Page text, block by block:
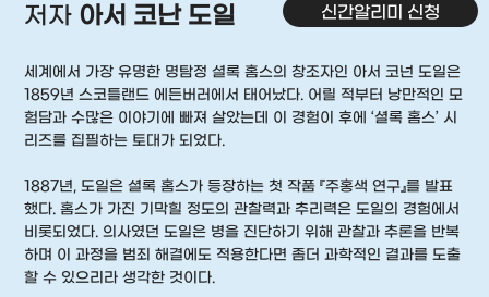
저자 아서 코난 도일 신간알리미 신청
세계에서 가장 유명한 명탐정 셜록 홈스의 창조자인 아서 코넌 도일은
1859년 스코틀랜드 에든버러에서 태어났다. 어릴 적부터 낭만적인 모
험담과 수많은 이야기에 빠져 살았는데 이 경험이 후에 ‘셜록 홈스’ 시
리즈를 집필하는 토대가 되었다.
1887년, 도일은 셜록 홈스가 등장하는 첫 작품 『주홍색 연구』를 발표
했다. 홈스가 가진 기막힐 정도의 관찰력과 추리력은 도일의 경험에서
비롯되었다. 의사였던 도일은 병을 진단하기 위해 관찰과 추론을 반복
하며 이 과정을 범죄 해결에도 적용한다면 좀더 과학적인 결과를 도출
할 수 있으리라 생각한 것이다.